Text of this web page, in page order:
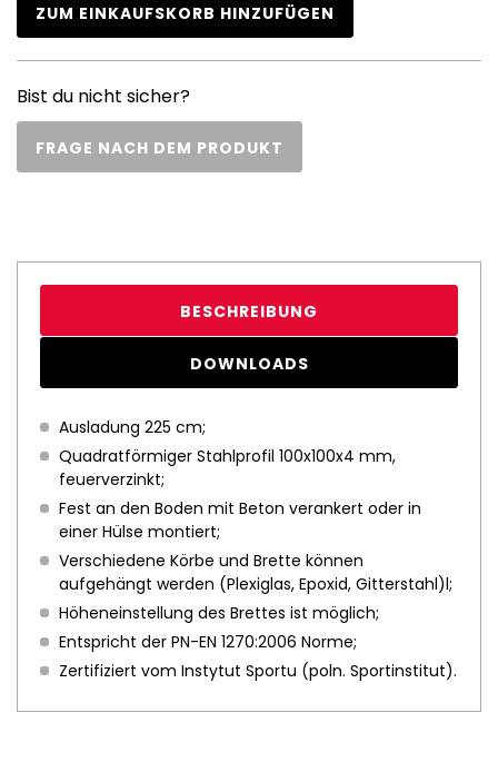
ZUM EINKAUFSKORB HINZUFÜGEN
Bist du nicht sicher?
FRAGE NACH DEM PRODUKT
BESCHREIBUNG
DOWNLOADS
Ausladung 225 cm;
Quadratförmiger Stahlprofil 100x100x4 mm,
feuerverzinkt;
Fest an den Boden mit Beton verankert oder in
einer Hülse montiert;
Verschiedene Körbe und Brette können
aufgehängt werden (Plexiglas, Epoxid, Gitterstahl)l;
Höheneinstellung des Brettes ist möglich;
Entspricht der PN-EN 1270:2006 Norme;
Zertifiziert vom Instytut Sportu (poln. Sportinstitut).